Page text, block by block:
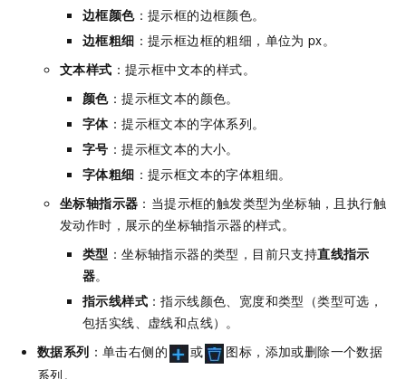
边框颜色：提示框的边框颜色。
边框粗细 ：提示框边框的粗细，单位为 px。
文本样式 ：提示框中文本的样式。
颜色：提示框文本的颜色。
字体：提示框文本的字体系列。
字号 ：提示框文本的大小。
字体粗细 ：提示框文本的字体粗细。
坐标轴指示器 ：当提示框的触发类型为坐标轴，且执行触
发动作时，展示的坐标轴指示器的样式。
类型 ：坐标轴指示器的类型，目前只支持直线指示
器。
指示线样式 ：指示线颜色、宽度和类型（类型可选，
包括实线、虚线和点线）。
数据系列 ：单击右侧的 或
图标，添加或删除一个数据
系列。